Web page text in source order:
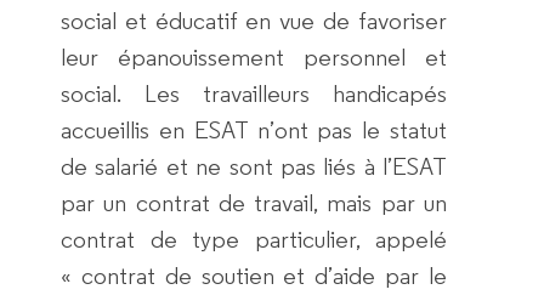
social et éducatif en vue de favoriser
leur épanouissement personnel et
social. Les travailleurs handicapés
accueillis en ESAT n’ont pas le statut
de salarié et ne sont pas liés à l’ESAT
par un contrat de travail, mais par un
contrat de type particulier, appelé
« contrat de soutien et d’aide par le